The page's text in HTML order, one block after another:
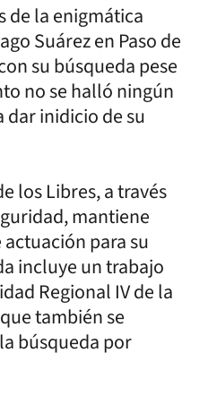
de la enigmática
Suárez en Paso de
su búsqueda pese
no se halló ningún
inidicio de su
los Libres, a través
mantiene
para su
incluye un trabajo
Regional IV de la
también se
búsqueda por